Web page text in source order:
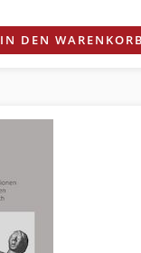
IN DEN WARENKORB